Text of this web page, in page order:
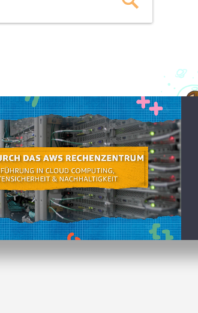
was dich interessiert:
zum Stärkentest.
bewirb dich wenn du den passenden Platz